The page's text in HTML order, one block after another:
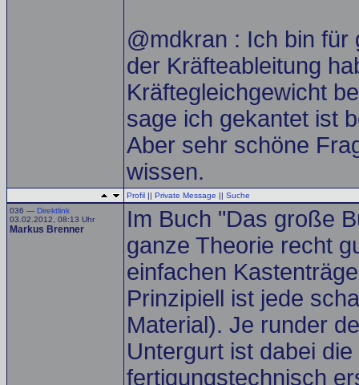
@mdkran : Ich bin
der Kräfteableitung
Kräftegleichgewicht
sage ich gekantet ist
Aber sehr schöne
wissen.
Profil || Private Message || Suche
036 — Direktlink
03.02.2012, 08:13 Uhr
Markus Brenner
Im Buch "Das große
ganze Theorie recht
einfachen
Prinzipiell ist jede
Material). Je runder
Untergurt ist dabei
fertigungstechnisch